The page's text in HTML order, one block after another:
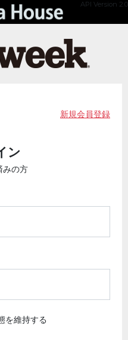
API Version 2.0
新規会員登録
ン
みの方
を維持する